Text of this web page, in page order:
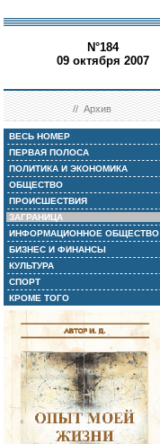
N°184
09 октября 2007
//Архив
ВЕСЬ НОМЕР
ПЕРВАЯ ПОЛОСА
ПОЛИТИКА И ЭКОНОМИКА
ОБЩЕСТВО
ПРОИСШЕСТВИЯ
ЗАГРАНИЦА
ИНФОРМАЦИОННОЕ ОБЩЕСТВО
БИЗНЕС И ФИНАНСЫ
КУЛЬТУРА
СПОРТ
КРОМЕ ТОГО